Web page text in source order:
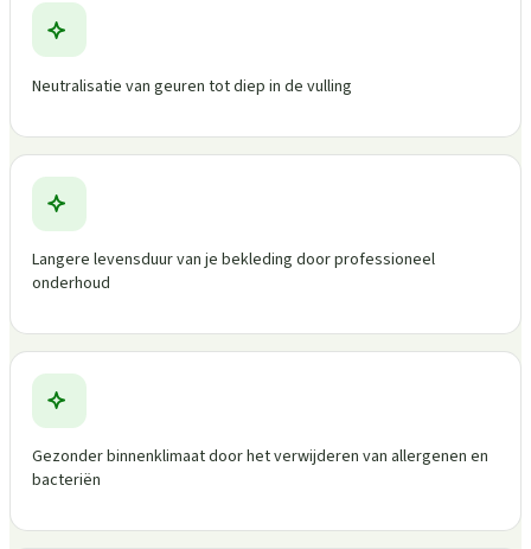
Neutralisatie van geuren tot diep in de vulling
Langere levensduur van je bekleding door professioneel
onderhoud
Gezonder binnenklimaat door het verwijderen van allergenen en
bacteriën